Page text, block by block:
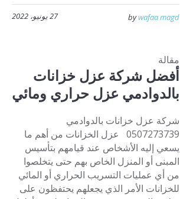
27 يونيو، 2022 bywafaa magd
مقالة
أفضل شركة عزل خزانات
بالدوادمي عزل حراري ومائي
شركة عزل خزانات بالدوادمي
0507273739 عزل الخزانات من أهم ما
يسعي إليه الأشخاص عند قيامهم بتأسيس
المبنى أو المنزل الخاص بهم حتى يتخلصوا
من أي عمليات التسريب الحراري أو المائي
للخزانات الأمر الذي يجعلهم يحتفظون على